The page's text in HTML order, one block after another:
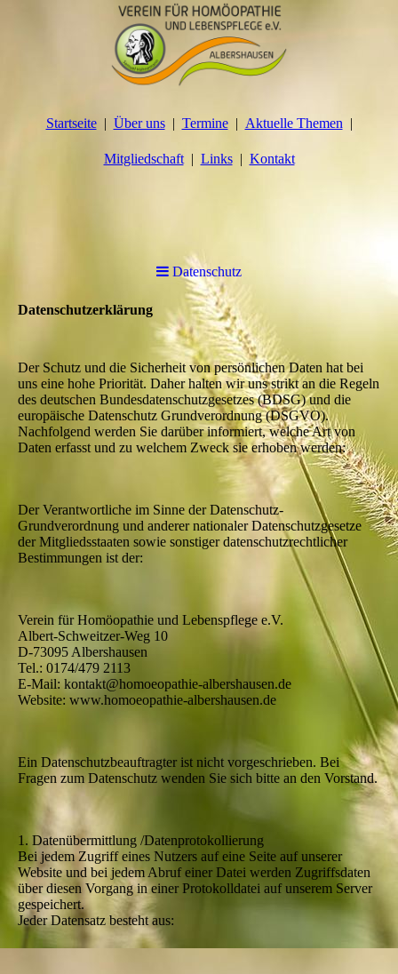
Startseite Über uns Termine Aktuelle Themen
Mitgliedschaft Links Kontakt
Datenschutz
Datenschutzerklärung
Der Schutz und die Sicherheit von persönlichen Daten hat bei
uns eine hohe Priorität. Daher halten wir uns strikt an die Regeln
des deutschen Bundesdatenschutzgesetzes (BDSG) und die
europäische Datenschutz Grundverordnung (DSGVO).
Nachfolgend werden Sie darüber informiert, welche Art von
Daten erfasst und zu welchem Zweck sie erhoben werden:
Der Verantwortliche im Sinne der Datenschutz-
Grundverordnung und anderer nationaler Datenschutzgesetze
der Mitgliedsstaaten sowie sonstiger datenschutzrechtlicher
Bestimmungen ist der:
Verein für Homöopathie und Lebenspflege e.V.
Albert-Schweitzer-Weg 10
D-73095 Albershausen
Tel.: 0174/479 2113
E-Mail: kontakt@homoeopathie-albershausen.de
Website: www.homoeopathie-albershausen.de
Ein Datenschutzbeauftragter ist nicht vorgeschrieben. Bei
Fragen zum Datenschutz wenden Sie sich bitte an den Vorstand.
1. Datenübermittlung /Datenprotokollierung
Bei jedem Zugriff eines Nutzers auf eine Seite auf unserer
Website und bei jedem Abruf einer Datei werden Zugriffsdaten
über diesen Vorgang in einer Protokolldatei auf unserem Server
gespeichert.
Jeder Datensatz besteht aus: